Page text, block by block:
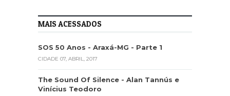
MAIS ACESSADOS
SOS 50 Anos - Araxá-MG - Parte 1
CIDADE 07, ABRIL, 2017
The Sound Of Silence - Alan Tannús e
Vinícius Teodoro